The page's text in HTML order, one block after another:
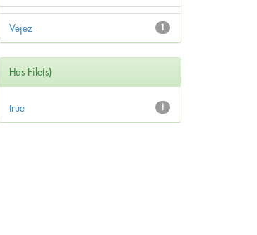
1
Vejez
Has File(s)
1
true